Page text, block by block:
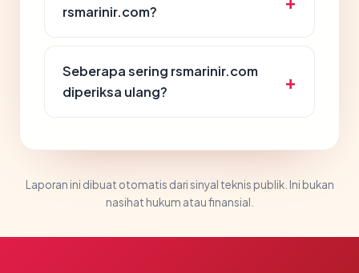
rsmarinir.com?
Seberapa sering rsmarinir.com
diperiksa ulang?
Laporan ini dibuat otomatis dari sinyal teknis publik. Ini bukan
nasihat hukum atau finansial.